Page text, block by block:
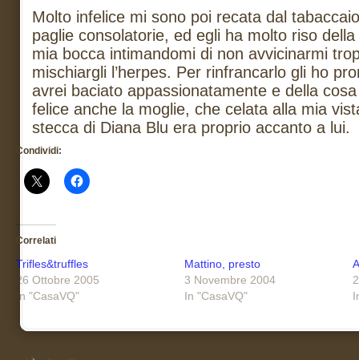
Molto infelice mi sono poi recata dal
paglie consolatorie, ed egli ha molto riso
mia bocca intimandomi di non avvicinarmi
mischiargli l’herpes. Per rinfrancarlo gli ho
avrei baciato appassionatamente e della
felice anche la moglie, che celata alla mia
stecca di Diana Blu era proprio accanto a lui.
Condividi:
Correlati
Trifles&truffles
26 Ottobre 2005
In "CasaVQ"
Mattino, presto
3 Novembre 2004
In "CasaVQ"